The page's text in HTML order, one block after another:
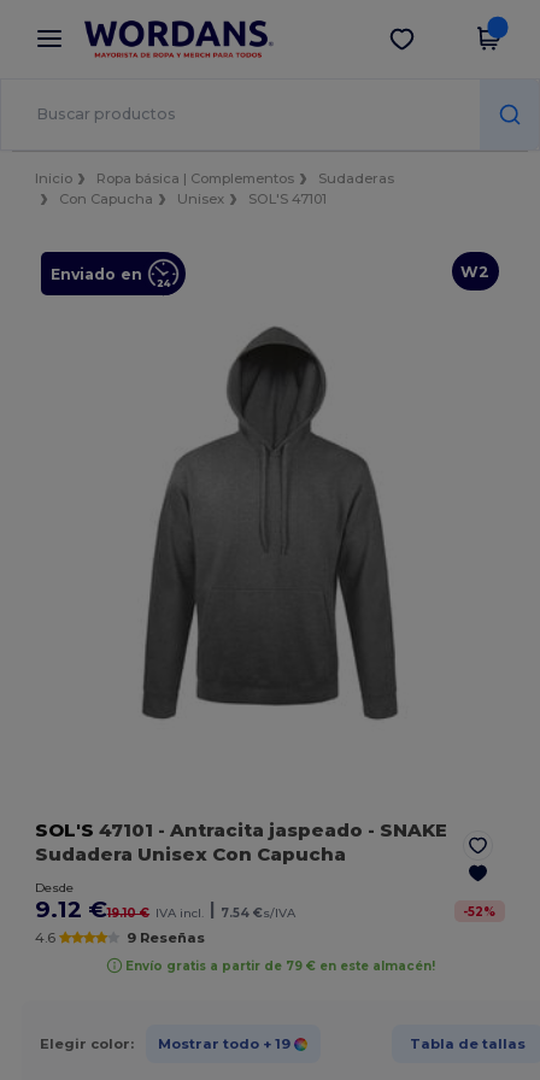
× App de Wordans
¡Mejores precios en app!
Descargar app
Inicio Ropa básica | Complementos
Sudaderas
Con Capucha
Unisex SOL'S 47101
W2
Enviado en
SOL'S 47101 - Antracita jaspeado - SNAKE
Sudadera Unisex Con Capucha
Desde
9.12 €19.10 € IVA incl. 7.54 €s/IVA -52%
4.6 9 Reseñas
Envío gratis a partir de 79 € en este almacén!
Elegir color: Mostrar todo + 19 Tabla de tallas